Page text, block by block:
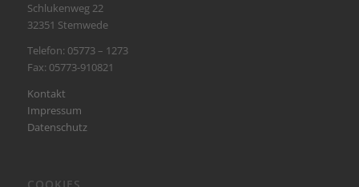
Schlukenweg 22
32351 Stemwede
Telefon: 05773 – 1273
Fax: 05773-910821
Kontakt
Impressum
Datenschutz